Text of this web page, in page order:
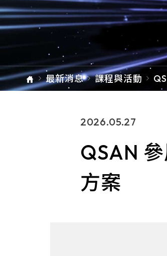
牌。
最新消息 課程與活動
2026.05.27
QSAN
方案